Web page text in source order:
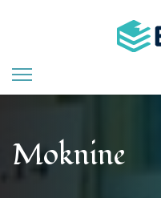
principal
Moknine